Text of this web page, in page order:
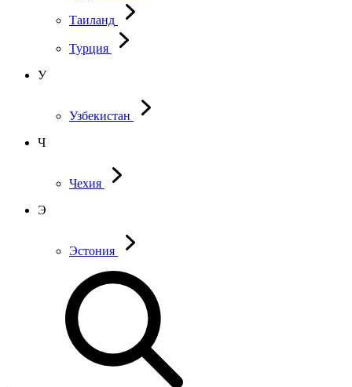
Таиланд
Турция
У
Узбекистан
Ч
Чехия
Э
Эстония